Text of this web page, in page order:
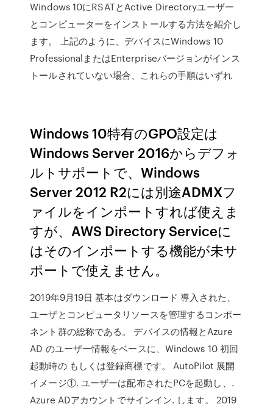
Windows 10にRSATとActive Directoryユーザー
とコンピューターをインストールする方法を紹介し
ます。 上記のように、デバイスにWindows 10
ProfessionalまたはEnterpriseバージョンがインス
トールされていない場合、これらの手順はいずれ
Windows 10特有のGPO設定は
Windows Server 2016からデフォ
ルトサポートで、Windows
Server 2012 R2には別途ADMXフ
ァイルをインポートすれば使えま
すが、AWS Directory Serviceに
はそのインポートする機能が未サ
ポートで使えません。
2019年9月19日 基本はダウンロード 導入された、
ユーザとコンピュータリソースを管理するコンポー
ネント群の総称である。 デバイスの情報とAzure
AD のユーザー情報をベースに、Windows 10 初回
起動時の もしくは登録商標です。 AutoPilot 展開
イメージ①. ユーザーは配布されたPCを起動し、.
Azure ADアカウントでサインイン. します。 2019